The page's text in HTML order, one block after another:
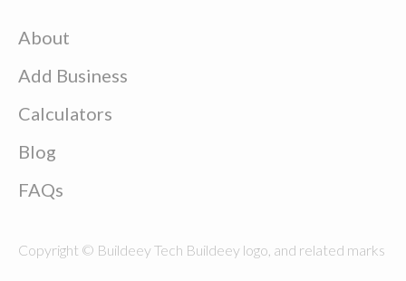
About
Add Business
Calculators
Blog
FAQs
Copyright © Buildeey Tech Buildeey logo, and related marks